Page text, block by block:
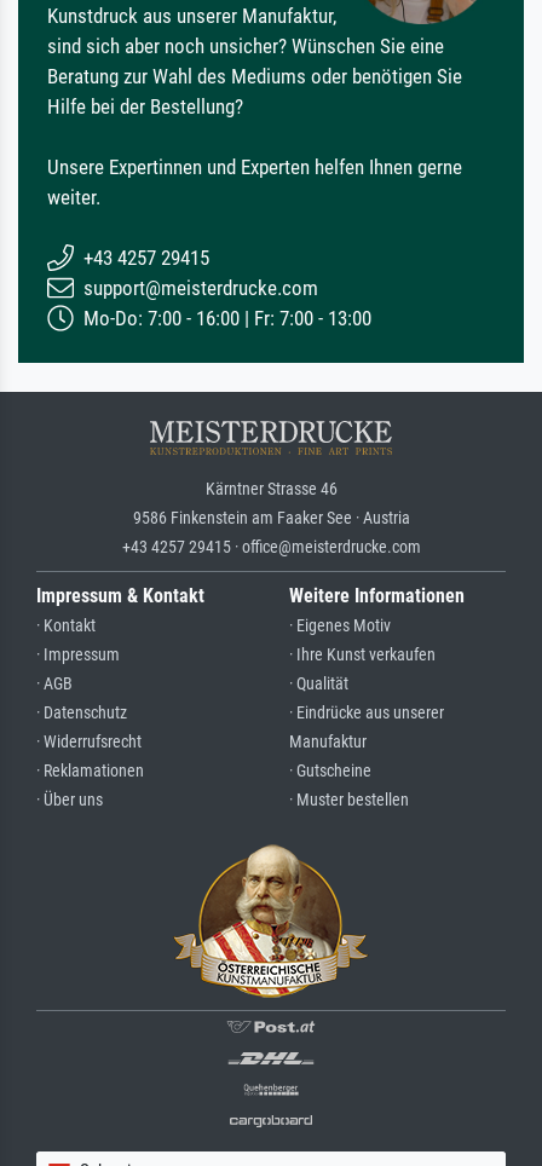
Kunstdruck aus unserer Manufaktur,
sind sich aber noch unsicher? Wünschen Sie eine
Beratung zur Wahl des Mediums oder benötigen Sie
Hilfe bei der Bestellung?
Unsere Expertinnen und Experten helfen Ihnen gerne
weiter.
+43 4257 29415
support@meisterdrucke.com
Mo-Do: 7:00 - 16:00 | Fr: 7:00 - 13:00
Kärntner Strasse 46
9586 Finkenstein am Faaker See · Austria
+43 4257 29415 · office@meisterdrucke.com
Impressum & Kontakt
· Kontakt
· Impressum
· AGB
· Datenschutz
· Widerrufsrecht
· Reklamationen
· Über uns
Weitere Informationen
· Eigenes Motiv
· Ihre Kunst verkaufen
· Qualität
· Eindrücke aus unserer
Manufaktur
· Gutscheine
· Muster bestellen